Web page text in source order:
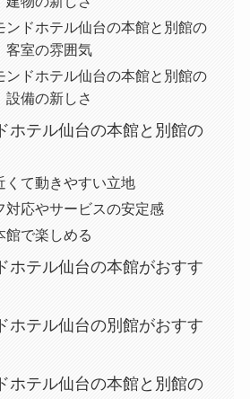
ンドホテル仙台の本館と別館の
室の雰囲気
ンドホテル仙台の本館と別館の
備の新しさ
ホテル仙台の本館と別館の
くて動きやすい立地
対応やサービスの安定感
館で楽しめる
ホテル仙台の本館がおすす
ホテル仙台の別館がおすす
ホテル仙台の本館と別館の